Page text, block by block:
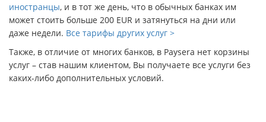
иностранцы, и в тот же день, что в обычных банках им
может стоить больше 200 EUR и затянуться на дни или
даже недели. Все тарифы других услуг >
Также, в отличие от многих банков, в Paysera нет корзины
услуг – став нашим клиентом, Вы получаете все услуги без
каких-либо дополнительных условий.